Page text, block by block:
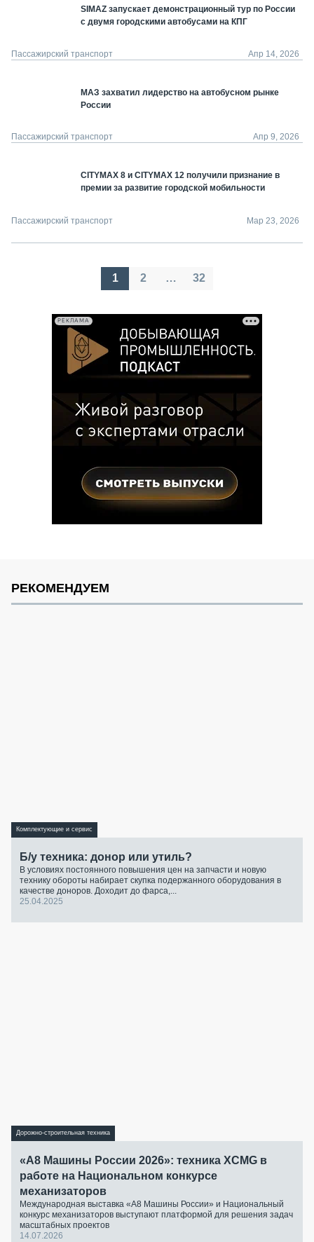
SIMAZ запускает демонстрационный тур по России
с двумя городскими автобусами на КПГ
Пассажирский транспорт Апр 14, 2026
МАЗ захватил лидерство на автобусном рынке
России
Пассажирский транспорт Апр 9, 2026
CITYMAX 8 и CITYMAX 12 получили признание в
премии за развитие городской мобильности
Пассажирский транспорт Мар 23, 2026
Пагинация
1 2 … 32
РЕКЛАМА
РЕКОМЕНДУЕМ
Комплектующие и сервис
Б/у техника: донор или утиль?
В условиях постоянного повышения цен на запчасти и новую
технику обороты набирает скупка подержанного оборудования в
качестве доноров. Доходит до фарса,...
25.04.2025
Дорожно-строительная техника
«А8 Машины России 2026»: техника XCMG в
работе на Национальном конкурсе
механизаторов
Международная выставка «А8 Машины России» и Национальный
конкурс механизаторов выступают платформой для решения задач
масштабных проектов
14.07.2026